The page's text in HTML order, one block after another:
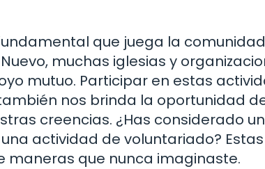
que juega la
muchas iglesias y
mutuo. Participar en estas
nos brinda la oportunidad
creencias. ¿Has considerado
actividad de voluntariado?
maneras que nunca imaginaste.